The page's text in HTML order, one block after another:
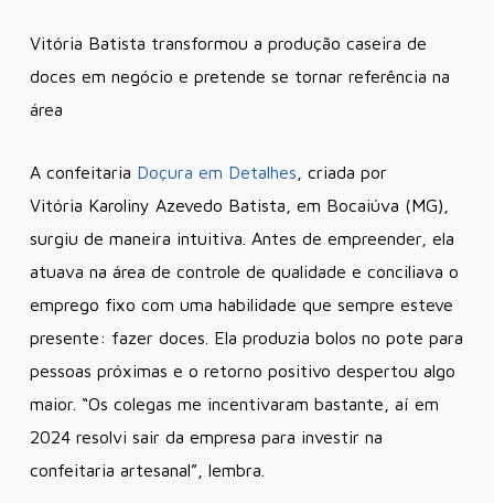
Vitória Batista transformou a produção caseira de
doces em negócio e pretende se tornar referência na
área
A confeitaria Doçura em Detalhes , criada por
Vitória Karoliny Azevedo Batista, em Bocaiúva (MG),
surgiu de maneira intuitiva. Antes de empreender, ela
atuava na área de controle de qualidade e conciliava o
emprego fixo com uma habilidade que sempre esteve
presente: fazer doces. Ela produzia bolos no pote para
pessoas próximas e o retorno positivo despertou algo
maior. “Os colegas me incentivaram bastante, aí em
2024 resolvi sair da empresa para investir na
confeitaria artesanal”, lembra.